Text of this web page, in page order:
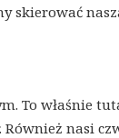
skierować
To właśnie
Również nasi